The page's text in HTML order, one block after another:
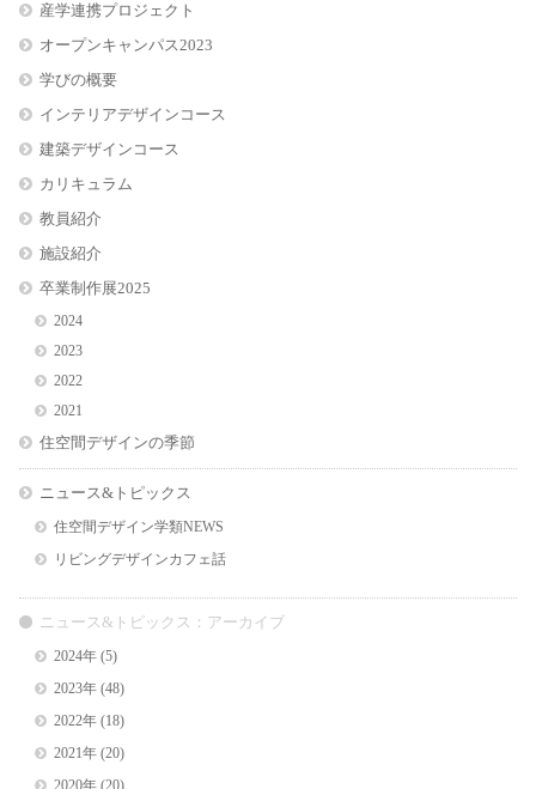
産学連携プロジェクト
オープンキャンパス2023
学びの概要
インテリアデザインコース
建築デザインコース
カリキュラム
教員紹介
施設紹介
卒業制作展2025
2024
2023
2022
2021
住空間デザインの季節
ニュース&トピックス
住空間デザイン学類NEWS
リビングデザインカフェ話
ニュース&トピックス：アーカイブ
2024年(5)
2023年(48)
2022年(18)
2021年(20)